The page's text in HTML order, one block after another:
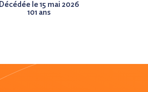
Décédée le 15 mai 2026
101 ans